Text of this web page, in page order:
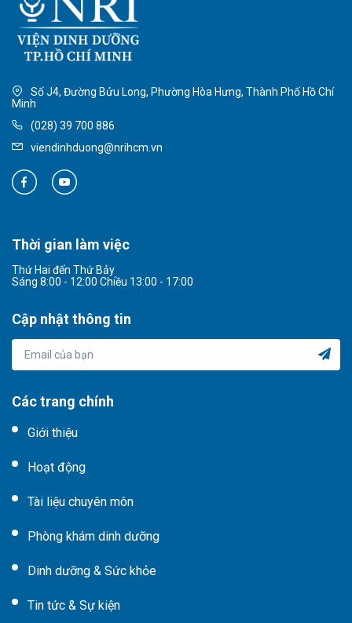
Số J4, Đường Bửu Long, Phường Hòa Hưng, Thành Phố Hồ Chí
Minh
(028) 39 700 886
viendinhduong@nrihcm.vn
Thời gian làm việc
Thứ Hai đến Thứ Bảy
Sáng 8:00 - 12:00 Chiều 13:00 - 17:00
Cập nhật thông tin
Các trang chính
Giới thiệu
Hoạt động
Tài liệu chuyên môn
Phòng khám dinh dưỡng
Dinh dưỡng & Sức khỏe
Tin tức & Sự kiện